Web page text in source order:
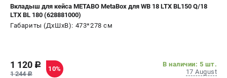
Угловые шлифмашины (УШМ)
Перфораторы
Пылесосы
Вкладыш для кейса METABO MetaBox для WB 18 LTX BL150 Q/18
LTX BL 180 (628881000)
Габариты (ДхШхВ): 473*278 см
1 120 c
1 244c
10%
В наличии: 5 шт.
17 August